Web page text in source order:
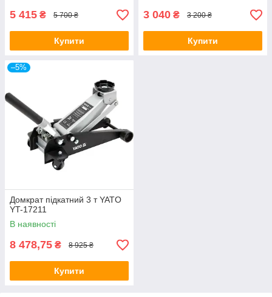
5 415 ₴ 5 700 ₴
Купити
3 040 ₴ 3 200 ₴
Купити
–5%
Домкрат підкатний 3 т YATO
YT-17211
В наявності
8 478,75 ₴ 8 925 ₴
Купити